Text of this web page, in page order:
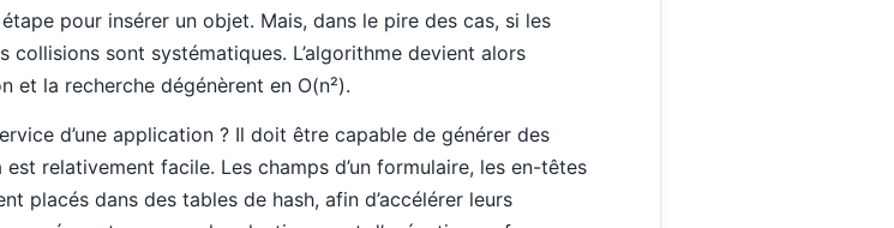
pour insérer un objet. Mais, dans le pire des cas, si les
sont systématiques. L’algorithme devient alors
et la recherche dégénèrent en O(n²).
d’une application ? Il doit être capable de générer des
relativement facile. Les champs d’un formulaire, les en-têtes
placés dans des tables de hash, afin d’accélérer leurs